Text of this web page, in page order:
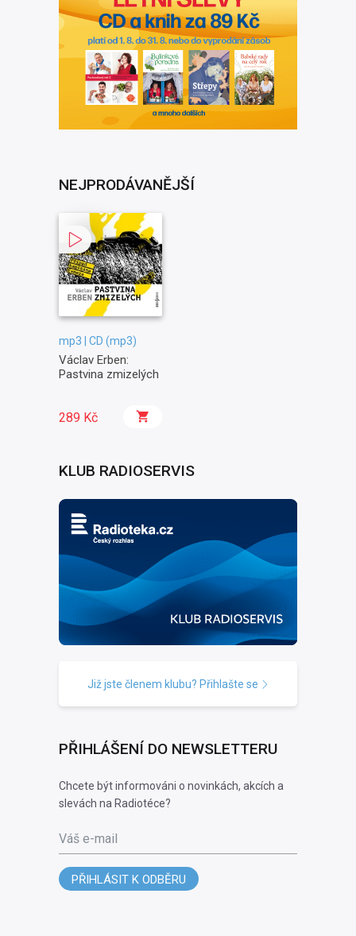
NEJPRODÁVANĚJŠÍ
mp3 | CD (mp3)
Václav Erben:
Pastvina zmizelých
289 Kč
KLUB RADIOSERVIS
Již jste členem klubu? Přihlašte se
PŘIHLÁŠENÍ DO NEWSLETTERU
Chcete být informováni o novinkách, akcích a
slevách na Radiotéce?
Váš e-mail
PŘIHLÁSIT K ODBĚRU